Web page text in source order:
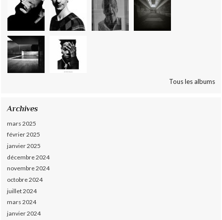
Tous les albums
Archives
mars 2025
février 2025
janvier 2025
décembre 2024
novembre 2024
octobre 2024
juillet 2024
mars 2024
janvier 2024